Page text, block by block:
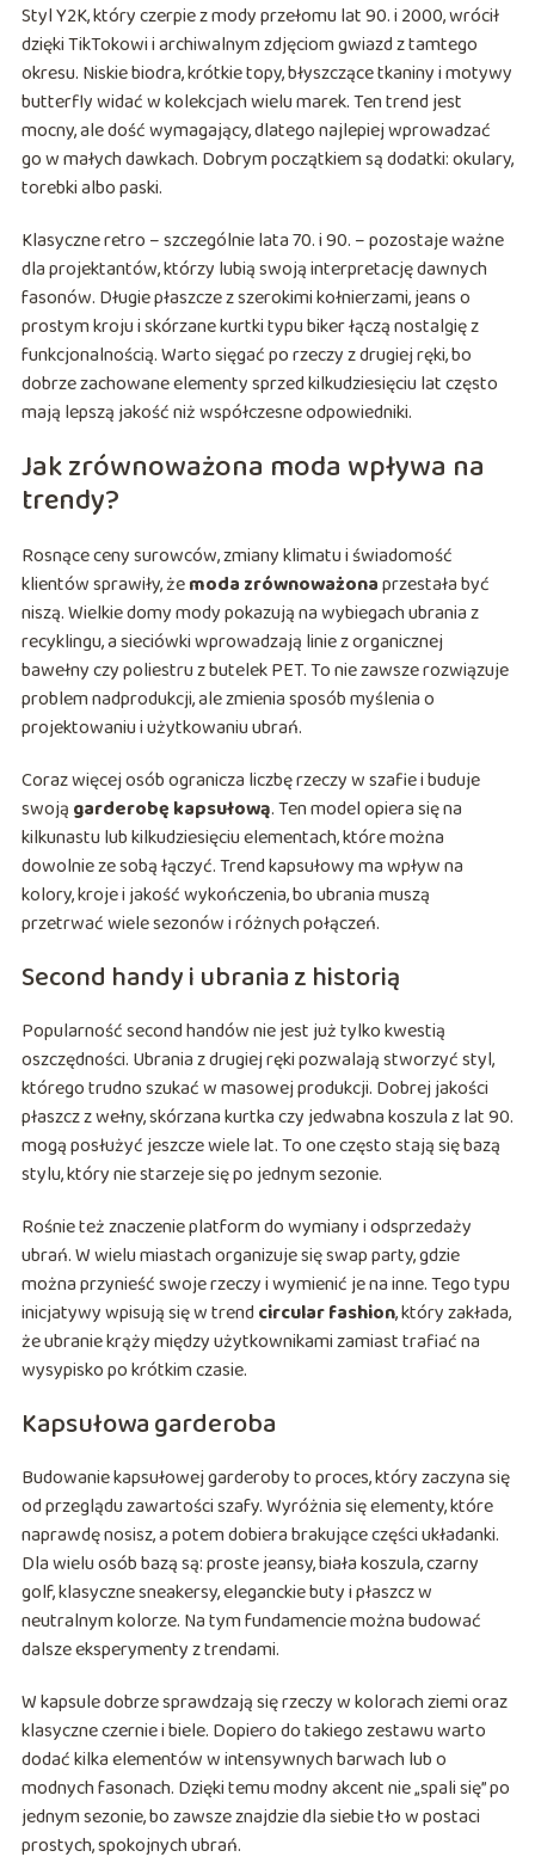
Styl Y2K, który czerpie z mody przełomu lat 90. i 2000, wrócił
dzięki TikTokowi i archiwalnym zdjęciom gwiazd z tamtego
okresu. Niskie biodra, krótkie topy, błyszczące tkaniny i motywy
butterfly widać w kolekcjach wielu marek. Ten trend jest
mocny, ale dość wymagający, dlatego najlepiej wprowadzać
go w małych dawkach. Dobrym początkiem są dodatki: okulary,
torebki albo paski.
Klasyczne retro – szczególnie lata 70. i 90. – pozostaje ważne
dla projektantów, którzy lubią swoją interpretację dawnych
fasonów. Długie płaszcze z szerokimi kołnierzami, jeans o
prostym kroju i skórzane kurtki typu biker łączą nostalgię z
funkcjonalnością. Warto sięgać po rzeczy z drugiej ręki, bo
dobrze zachowane elementy sprzed kilkudziesięciu lat często
mają lepszą jakość niż współczesne odpowiedniki.
Jak zrównoważona moda wpływa na
trendy?
Rosnące ceny surowców, zmiany klimatu i świadomość
klientów sprawiły, żemoda zrównoważonaprzestała być
niszą. Wielkie domy mody pokazują na wybiegach ubrania z
recyklingu, a sieciówki wprowadzają linie z organicznej
bawełny czy poliestru z butelek PET. To nie zawsze rozwiązuje
problem nadprodukcji, ale zmienia sposób myślenia o
projektowaniu i użytkowaniu ubrań.
Coraz więcej osób ogranicza liczbę rzeczy w szafie i buduje
swoją garderobę kapsułową. Ten model opiera się na
kilkunastu lub kilkudziesięciu elementach, które można
dowolnie ze sobą łączyć. Trend kapsułowy ma wpływ na
kolory, kroje i jakość wykończenia, bo ubrania muszą
przetrwać wiele sezonów i różnych połączeń.
Second handy i ubrania z historią
Popularność second handów nie jest już tylko kwestią
oszczędności. Ubrania z drugiej ręki pozwalają stworzyć styl,
którego trudno szukać w masowej produkcji. Dobrej jakości
płaszcz z wełny, skórzana kurtka czy jedwabna koszula z lat 90.
mogą posłużyć jeszcze wiele lat. To one często stają się bazą
stylu, który nie starzeje się po jednym sezonie.
Rośnie też znaczenie platform do wymiany i odsprzedaży
ubrań. W wielu miastach organizuje się swap party, gdzie
można przynieść swoje rzeczy i wymienić je na inne. Tego typu
inicjatywy wpisują się w trend circular fashion, który zakłada,
że ubranie krąży między użytkownikami zamiast trafiać na
wysypisko po krótkim czasie.
Kapsułowa garderoba
Budowanie kapsułowej garderoby to proces, który zaczyna się
od przeglądu zawartości szafy. Wyróżnia się elementy, które
naprawdę nosisz, a potem dobiera brakujące części układanki.
Dla wielu osób bazą są: proste jeansy, biała koszula, czarny
golf, klasyczne sneakersy, eleganckie buty i płaszcz w
neutralnym kolorze. Na tym fundamencie można budować
dalsze eksperymenty z trendami.
W kapsule dobrze sprawdzają się rzeczy w kolorach ziemi oraz
klasyczne czernie i biele. Dopiero do takiego zestawu warto
dodać kilka elementów w intensywnych barwach lub o
modnych fasonach. Dzięki temu modny akcent nie „spali się” po
jednym sezonie, bo zawsze znajdzie dla siebie tło w postaci
prostych, spokojnych ubrań.